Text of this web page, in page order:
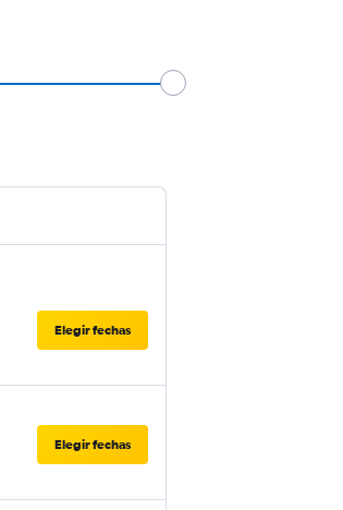
Elegir fechas
Elegir fechas